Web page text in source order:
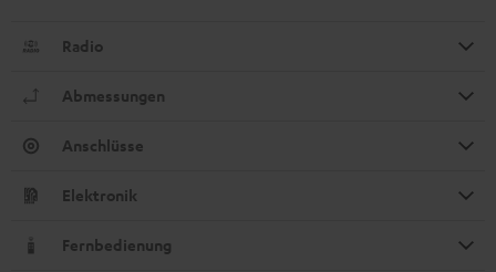
Radio
Abmessungen
Anschlüsse
Elektronik
Fernbedienung